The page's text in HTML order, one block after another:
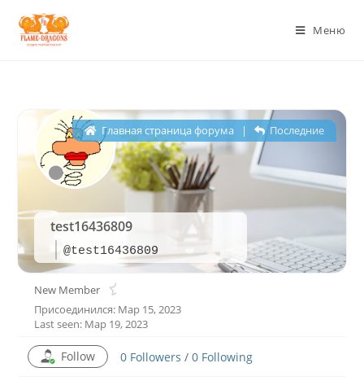
Меню
test16436809
@test16436809
Главная страница форума| Последние
New Member
Присоединился: Мар 15, 2023
Last seen: Мар 19, 2023
Follow 0 Followers / 0 Following